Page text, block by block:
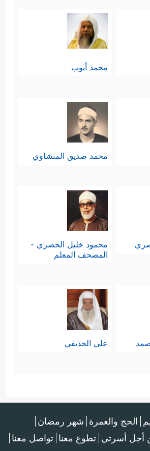
محمد أيوب
محمد صديق المنشاوي
محمود خليل الحصري -
المصحف المعلم
علي الحذيفي
الحج والعمرة شهر رمضان
أجل أسرتي تطوع معنا تواصل معنا